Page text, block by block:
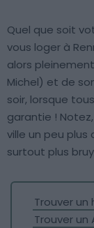
Quel que soit
vous loger à
alors
Michel) et de
soir, lorsque
garantie !
ville un peu
surtout plus
Trouver
Trouver un